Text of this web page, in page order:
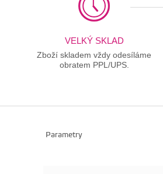
VELKÝ SKLAD
Zboží skladem vždy odesíláme
obratem PPL/UPS.
Parametry